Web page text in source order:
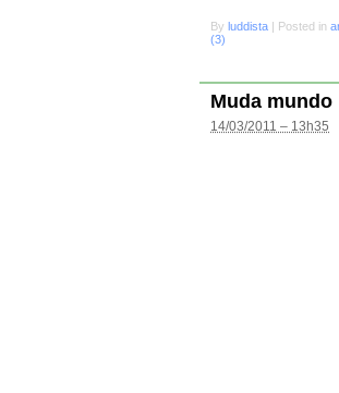
By luddista Posted in
(3)
Muda mundo
14/03/2011 – 13h35